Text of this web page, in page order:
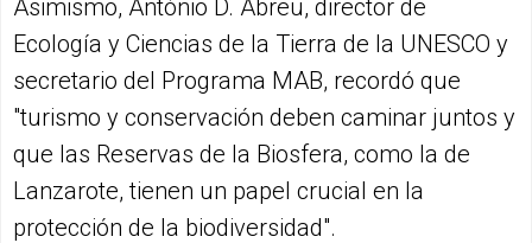
Asimismo, António D. Abreu, director de
Ecología y Ciencias de la Tierra de la UNESCO y
secretario del Programa MAB, recordó que
"turismo y conservación deben caminar juntos y
que las Reservas de la Biosfera, como la de
Lanzarote, tienen un papel crucial en la
protección de la biodiversidad".